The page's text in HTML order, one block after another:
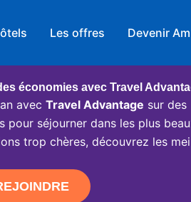
Les offres Devenir
économies avec Travel
avec Travel Advantage sur des
séjourner dans les plus
trop chères, découvrez les